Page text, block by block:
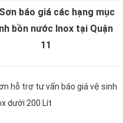
báo giá các hạng mục
bồn nước Inox tại Quận
11
hỗ trợ tư vấn báo giá vệ sinh
dưới 200 Lít